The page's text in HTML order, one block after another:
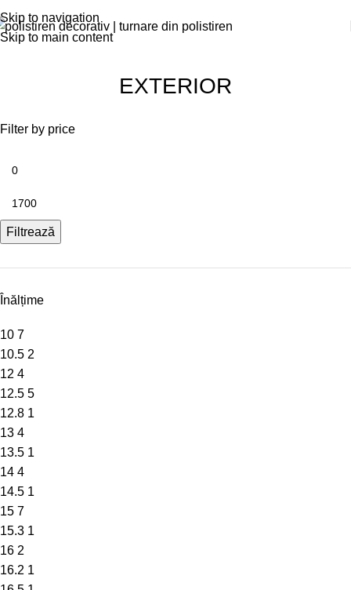
Skip to navigation
Skip to main content
EXTERIOR
Filter by price
Filtrează
Înălțime
10 7
10.5 2
12 4
12.5 5
12.8 1
13 4
13.5 1
14 4
14.5 1
15 7
15.3 1
16 2
16.2 1